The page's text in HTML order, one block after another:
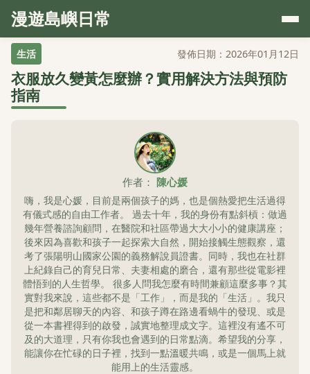
漫遊島嶼日常
生活 發佈日期：2026年01月12日
衣服放久變黃怎麼辦？實用解決方法與預防
指南
作者： 陳心媛
嗨，我是心媛，目前是兩個孩子的媽，也是個熱愛把生活過得
有儀式感的自由工作者。 過去十年，我的身份有點斜槓：做過
幾年營養諮詢顧問，在醫院和社區帶過大大小小的健康講座；
後來因為喜歡和孩子一起探索大自然，開始接觸生態觀察，還
考了張陽明山國家公園的義務解說員證書。同時，我也在社群
上紀錄自己的育兒日常、夫妻相處的磨合，還有那些從電影裡
體悟到的人生哲學。 很多人問我怎麼有時間兼顧這麼多事？其
實對我來說，這些都不是「工作」，而是我的「生活」。我只
是把和鄰居聊天的內容、和孩子蹲在路邊看蝸牛的發現、或是
從一本書裡得到的啟發，誠實地整理成文字。這裡沒有遙不可
及的大道理，只有你我也會遇到的日常點滴。希望我的分享，
能讓你在忙碌的日子裡，找到一點溫暖共鳴，或是一個馬上就
能用上的生活靈感。